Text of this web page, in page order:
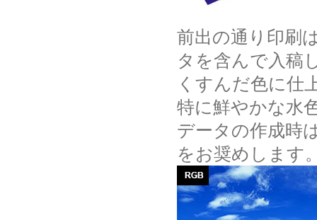
前出の通り印刷
タを含んで入稿
くすんだ色に仕
特に鮮やかな水
データの作成時
をお奨めします